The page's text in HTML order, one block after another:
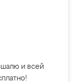
и всей